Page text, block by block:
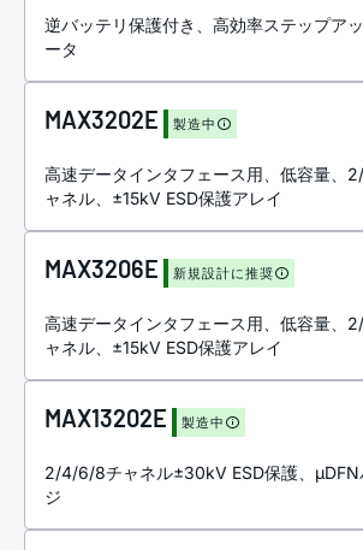
逆バッテリ保護付き、高効率ステップア
ータ
MAX3202E 製造中
高速データインタフェース用、低容量、
ャネル、±15kV ESD保護アレイ
MAX3206E 新規設計に推奨
高速データインタフェース用、低容量、
ャネル、±15kV ESD保護アレイ
MAX13202E 製造中
2/4/6/8チャネル±30kV ESD保護、µDFN
ジ